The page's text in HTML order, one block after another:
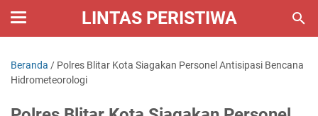
LINTAS PERISTIWA
Beranda / Polres Blitar Kota Siagakan Personel Antisipasi Bencana
Hidrometeorologi